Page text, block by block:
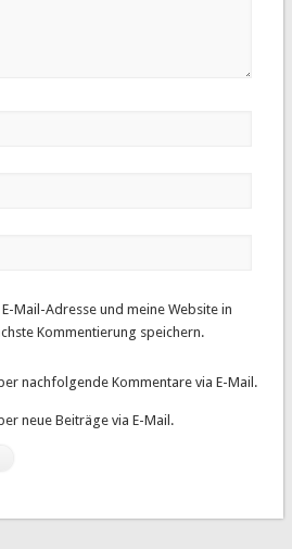
Mail-Adresse und meine Website in
Kommentierung speichern.
nachfolgende Kommentare via E-Mail.
neue Beiträge via E-Mail.